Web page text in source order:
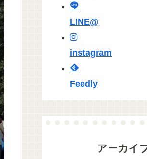
LINE@
instagram
Feedly
アーカイ